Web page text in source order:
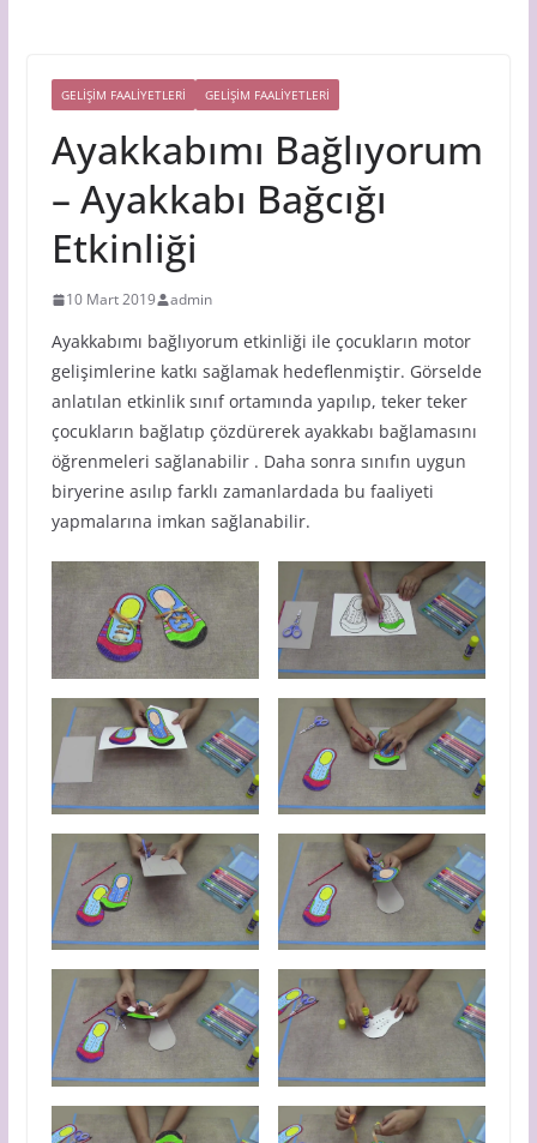
GELİŞİM FAALİYETLERİ GELIŞIM FAALIYETLERI
Ayakkabımı Bağlıyorum
– Ayakkabı Bağcığı
Etkinliği
10 Mart 2019 admin
Ayakkabımı bağlıyorum etkinliği ile çocukların motor
gelişimlerine katkı sağlamak hedeflenmiştir. Görselde
anlatılan etkinlik sınıf ortamında yapılıp, teker teker
çocukların bağlatıp çözdürerek ayakkabı bağlamasını
öğrenmeleri sağlanabilir . Daha sonra sınıfın uygun
biryerine asılıp farklı zamanlardada bu faaliyeti
yapmalarına imkan sağlanabilir.